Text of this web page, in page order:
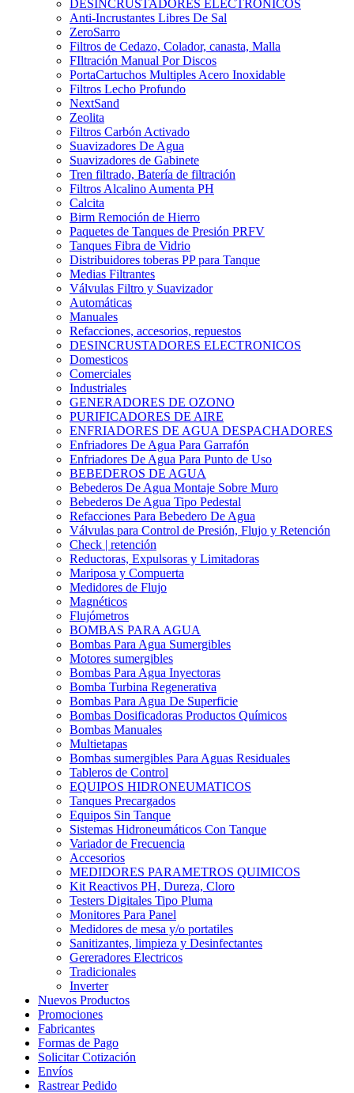
DESINCRUSTADORES ELECTRONICOS
Anti-Incrustantes Libres De Sal
ZeroSarro
Filtros de Cedazo, Colador, canasta, Malla
FIltración Manual Por Discos
PortaCartuchos Multiples Acero Inoxidable
Filtros Lecho Profundo
NextSand
Zeolita
Filtros Carbón Activado
Suavizadores De Agua
Suavizadores de Gabinete
Tren filtrado, Batería de filtración
Filtros Alcalino Aumenta PH
Calcita
Birm Remoción de Hierro
Paquetes de Tanques de Presión PRFV
Tanques Fibra de Vidrio
Distribuidores toberas PP para Tanque
Medias Filtrantes
Válvulas Filtro y Suavizador
Automáticas
Manuales
Refacciones, accesorios, repuestos
DESINCRUSTADORES ELECTRONICOS
Domesticos
Comerciales
Industriales
GENERADORES DE OZONO
PURIFICADORES DE AIRE
ENFRIADORES DE AGUA DESPACHADORES
Enfriadores De Agua Para Garrafón
Enfriadores De Agua Para Punto de Uso
BEBEDEROS DE AGUA
Bebederos De Agua Montaje Sobre Muro
Bebederos De Agua Tipo Pedestal
Refacciones Para Bebedero De Agua
Válvulas para Control de Presión, Flujo y Retención
Check | retención
Reductoras, Expulsoras y Limitadoras
Mariposa y Compuerta
Medidores de Flujo
Magnéticos
Flujómetros
BOMBAS PARA AGUA
Bombas Para Agua Sumergibles
Motores sumergibles
Bombas Para Agua Inyectoras
Bomba Turbina Regenerativa
Bombas Para Agua De Superficie
Bombas Dosificadoras Productos Químicos
Bombas Manuales
Multietapas
Bombas sumergibles Para Aguas Residuales
Tableros de Control
EQUIPOS HIDRONEUMATICOS
Tanques Precargados
Equipos Sin Tanque
Sistemas Hidroneumáticos Con Tanque
Variador de Frecuencia
Accesorios
MEDIDORES PARAMETROS QUIMICOS
Kit Reactivos PH, Dureza, Cloro
Testers Digitales Tipo Pluma
Monitores Para Panel
Medidores de mesa y/o portatiles
Sanitizantes, limpieza y Desinfectantes
Gereradores Electricos
Tradicionales
Inverter
Nuevos Productos
Promociones
Fabricantes
Formas de Pago
Solicitar Cotización
Envíos
Rastrear Pedido